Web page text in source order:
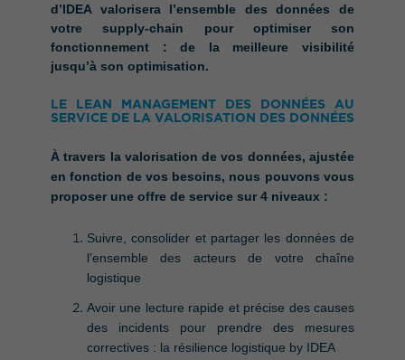
d’IDEA valorisera l’ensemble des données de
votre supply-chain pour optimiser son
fonctionnement : de la meilleure visibilité
jusqu’à son optimisation.
LE LEAN MANAGEMENT DES DONNÉES AU
SERVICE DE LA VALORISATION DES DONNÉES
À travers la valorisation de vos données, ajustée
en fonction de vos besoins, nous pouvons vous
proposer une offre de service sur 4 niveaux :
Suivre, consolider et partager les données de
l’ensemble des acteurs de votre chaîne
logistique
Avoir une lecture rapide et précise des causes
des incidents pour prendre des mesures
correctives : la résilience logistique by IDEA